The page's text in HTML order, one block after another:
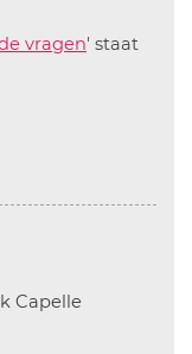
vragen' staat
CapelleAanvinken
om informatie over